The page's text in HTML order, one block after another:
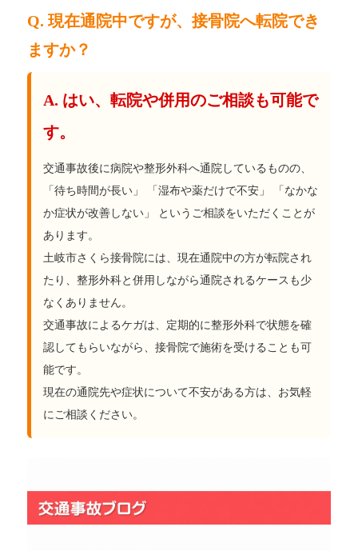
Q. 現在通院中ですが、接骨院へ転院でき
ますか？
A. はい、転院や併用のご相談も可能で
す。
交通事故後に病院や整形外科へ通院しているものの、
「待ち時間が長い」 「湿布や薬だけで不安」 「なかな
か症状が改善しない」 というご相談をいただくことが
あります。
土岐市さくら接骨院には、現在通院中の方が転院され
たり、整形外科と併用しながら通院されるケースも少
なくありません。
交通事故によるケガは、定期的に整形外科で状態を確
認してもらいながら、接骨院で施術を受けることも可
能です。
現在の通院先や症状について不安がある方は、お気軽
にご相談ください。